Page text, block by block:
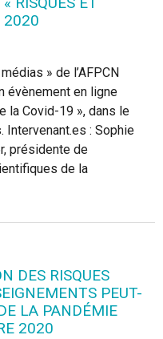
2020
» de l’AFPCN
évènement en ligne
la Covid-19 », dans le
: Sophie
présidente de
de la
DES RISQUES
PEUT-
LA PANDÉMIE
2020